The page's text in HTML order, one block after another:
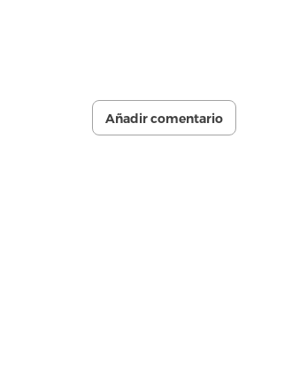
Añadir comentario